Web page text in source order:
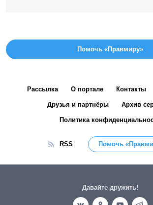
Помочь «Правмиру»
Рассылка О портале Контакты
Друзья и партнёры Архив
Политика
RSS Помочь
Давайте дружить!